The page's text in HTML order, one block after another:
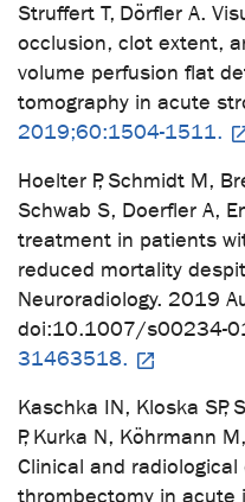
Struffert T, Dörfler A.
occlusion, clot extent,
volume perfusion flat
tomography in acute
2019;60:1504-1511.
Hoelter P, Schmidt M,
Schwab S, Doerfler A,
treatment in patients
reduced mortality
Neuroradiology. 2019
doi:10.1007/s00234-
31463518.
Kaschka IN, Kloska SP,
P, Kurka N, Köhrmann
Clinical and
thrombectomy in acute